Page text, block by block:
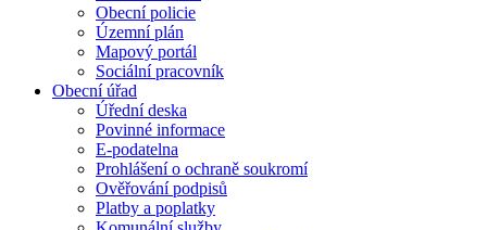
Obecní policie
Územní plán
Mapový portál
Sociální pracovník
Obecní úřad
Úřední deska
Povinné informace
E-podatelna
Prohlášení o ochraně soukromí
Ověřování podpisů
Platby a poplatky